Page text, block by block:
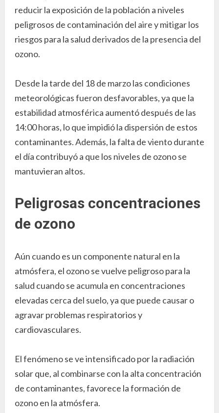
reducir la exposición de la población a niveles
peligrosos de contaminación del aire y mitigar los
riesgos para la salud derivados de la presencia del
ozono.
Desde la tarde del 18 de marzo las condiciones
meteorológicas fueron desfavorables, ya que la
estabilidad atmosférica aumentó después de las
14:00 horas, lo que impidió la dispersión de estos
contaminantes. Además, la falta de viento durante
el día contribuyó a que los niveles de ozono se
mantuvieran altos.
Peligrosas concentraciones
de ozono
Aún cuando es un componente natural en la
atmósfera, el ozono se vuelve peligroso para la
salud cuando se acumula en concentraciones
elevadas cerca del suelo, ya que puede causar o
agravar problemas respiratorios y
cardiovasculares.
El fenómeno se ve intensificado por la radiación
solar que, al combinarse con la alta concentración
de contaminantes, favorece la formación de
ozono en la atmósfera.